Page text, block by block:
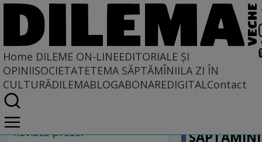
Home DILEME ON-LINEEDITORIALE ȘI
OPINIISOCIETATETEMA SĂPTĂMÎNIILA ZI ÎN
CULTURĂDILEMABLOGABONAREDIGITALContact
Home
Dileme on-line
Revista presei